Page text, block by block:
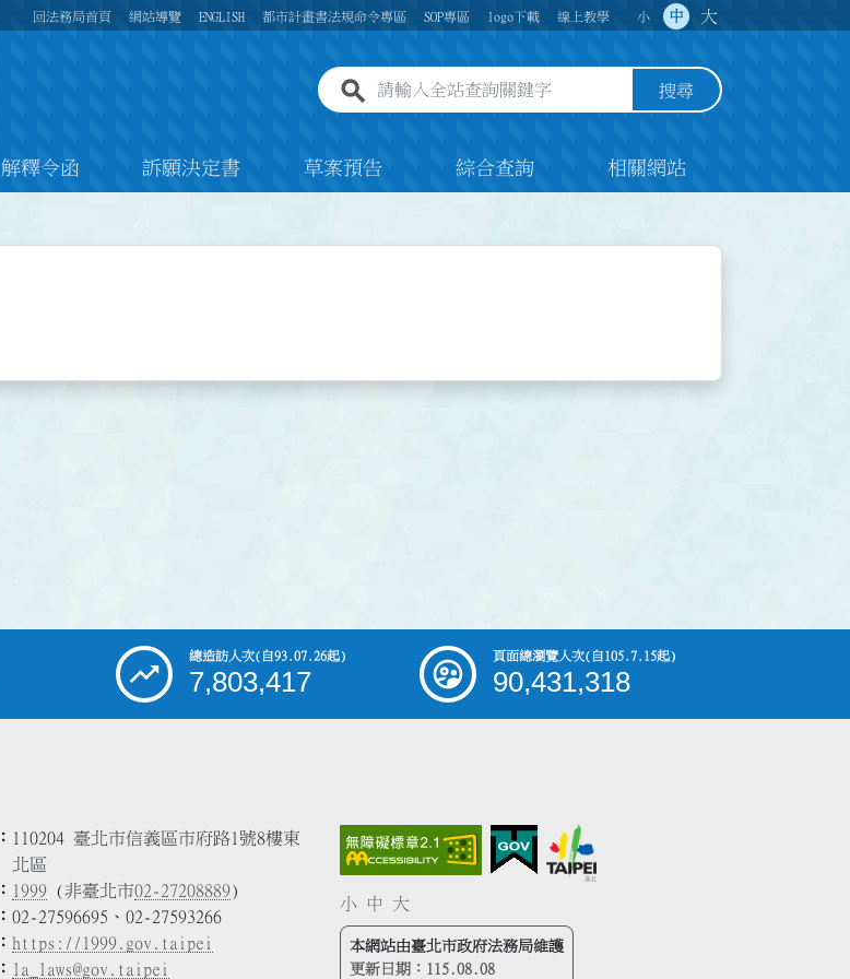
回法務局首頁 網站導覽 ENGLISH 都市計畫書法規命令專區 SOP專區 logo下載 線上教學 小 中 大
全站查詢關鍵字欄位 搜尋
解釋令函 訴願決定書 草案預告 綜合查詢 相關網站
總造訪人次(自93.07.26起)
7,803,417
頁面總瀏覽人次(自105.7.15起)
90,431,318
110204 臺北市信義區市府路1號8樓東
北區
1999 (非臺北市02-27208889)
02-27596695、02-27593266
https://1999.gov.taipei
la_laws@gov.taipei
小 中 大
本網站由臺北市政府法務局維護
更新日期： 115.08.08